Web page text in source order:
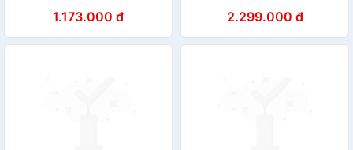
chính hãng1.173.000 đ 2.299.000 đ